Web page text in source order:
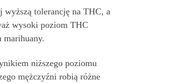
wyższą tolerancję na THC, a
wysoki poziom THC
marihuany.
niższego poziomu
mężczyźni robią różne